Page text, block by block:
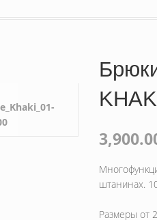
штанинах.
Размеры от